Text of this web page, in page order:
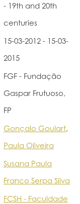
- 19th and 20th
centuries
15-03-2012 - 15-03-
2015
FGF - Fundação
Gaspar Frutuoso,
FP
Gonçalo Goulart,
Paula Oliveira
Susana Paula
Franco Serpa Silva
FCSH - Faculdade